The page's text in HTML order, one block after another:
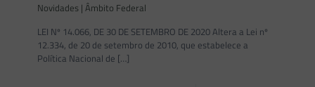
Novidades | Âmbito Federal
LEI Nº 14.066, DE 30 DE SETEMBRO DE 2020 Altera a Lei nº
12.334, de 20 de setembro de 2010, que estabelece a
Política Nacional de […]